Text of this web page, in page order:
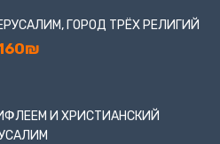
ГОРОД ТРЁХ РЕЛИГИЙ
И ХРИСТИАНСКИЙ